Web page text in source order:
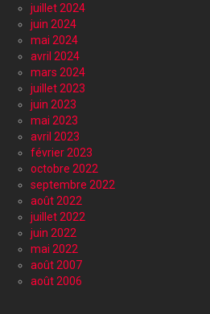
juillet 2024
juin 2024
mai 2024
avril 2024
mars 2024
juillet 2023
juin 2023
mai 2023
avril 2023
février 2023
octobre 2022
septembre 2022
août 2022
juillet 2022
juin 2022
mai 2022
août 2007
août 2006